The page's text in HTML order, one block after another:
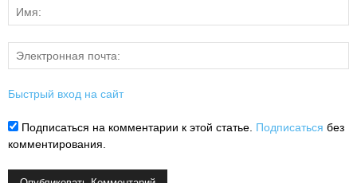
Быстрый вход на сайт
Подписаться на комментарии к этой статье. Подписаться без
комментирования.